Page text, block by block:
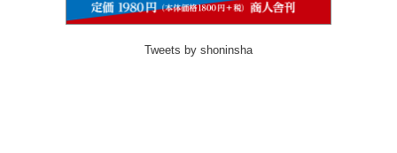
Tweets by shoninsha